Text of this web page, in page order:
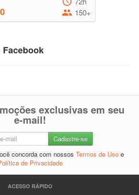
150+
exclusivas em seu
e-mail!
concorda com nossos Termos de Uso e
de Privacidade
ACESSO RÁPIDO